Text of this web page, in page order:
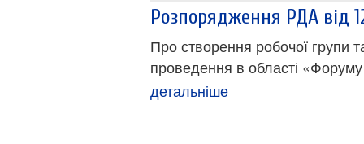
Розпорядження РДА від
Про створення робочої групи
проведення в області «Форуму
детальніше